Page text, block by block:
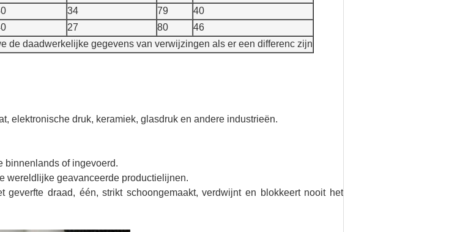
34 79
40
27 80
46
de daadwerkelijke gegevens van verwijzingen als er een differenc zijn
elektronische druk, keramiek, glasdruk en andere industrieën.
binnenlands of ingevoerd.
wereldlijke geavanceerde productielijnen.
draad, één, strikt schoongemaakt, verdwijnt en blokkeert nooit het